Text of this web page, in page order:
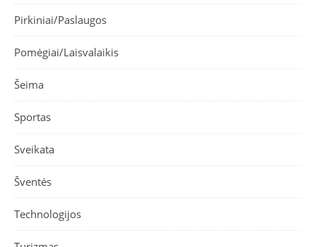
Pirkiniai/Paslaugos
Pomėgiai/Laisvalaikis
Šeima
Sportas
Sveikata
Šventės
Technologijos